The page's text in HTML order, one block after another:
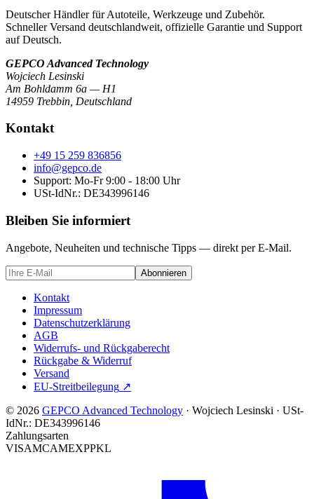
Deutscher Händler für Autoteile, Werkzeuge und Zubehör.
Schneller Versand deutschlandweit, offizielle Garantie und Support
auf Deutsch.
GEPCO Advanced Technology
Wojciech Lesinski
Am Bohldamm 6a — H1
14959 Trebbin Deutschland
Kontakt
+49 15 259 836856
info@gepco.de
Support: Mo-Fr 9:00 - 18:00 Uhr
USt-IdNr.: DE343996146
Bleiben Sie informiert
Angebote, Neuheiten und technische Tipps — direkt per E-Mail.
Abonnieren
Kontakt
Impressum
Datenschutzerklärung
AGB
Widerrufs- und Rückgaberecht
Rückgabe & Widerruf
Versand
EU-Streitbeilegung ↗
© 2026 GEPCO Advanced Technology · Wojciech Lesinski · USt-
IdNr.: DE343996146
Zahlungsarten
VISAMCAMEXPPKL